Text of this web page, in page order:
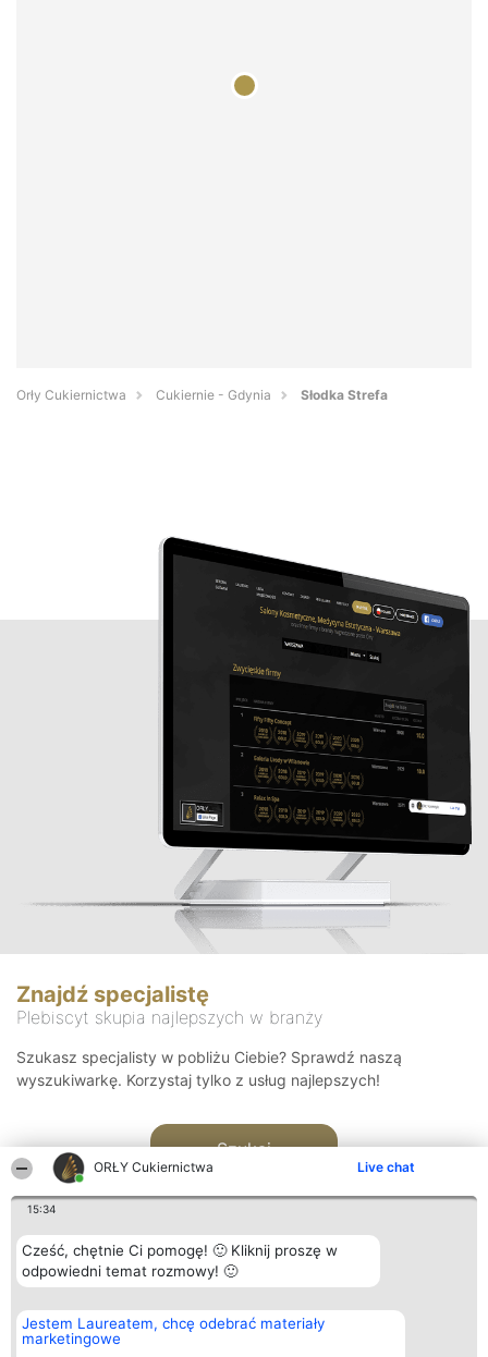
ORŁY Cukiernictwa Live chat
15:34
Cześć, chętnie Ci pomogę! 🙂 Kliknij proszę w
odpowiedni temat rozmowy! 🙂
Jestem Laureatem, chcę odebrać materiały
marketingowe
Orły Cukiernictwa Cukiernie - Gdynia Słodka Strefa
Znajdź specjalistę
Plebiscyt skupia najlepszych w branży
Szukasz specjalisty w pobliżu Ciebie? Sprawdź naszą
wyszukiwarkę. Korzystaj tylko z usług najlepszych!
Szukaj
Organizator plebiscytu
Bright Side Solutions sp. z o.
o. sp. k.
Plebiscyt
Laureaci
Kontakt
Kontakt